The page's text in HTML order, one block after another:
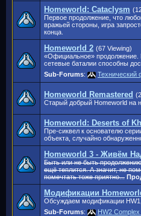
Homeworld: Cataclysm
Первое продолжение, что
вражьей стороны, игра
конца.
Homeworld 2 (67 Viewing)
«Официальное» продолжение.
сетевые баталии способны
Sub-Forums: Технический
Homeworld Remastered
Старый добрый Homeworld на
Homeworld: Deserts of
Пре-сиквел к основателю
объекта, случайно
Homeworld 3 - Живём
Быть или не быть
ещё теплится. А значит, не
помечтать тоже приятно...
Модификации
Обсуждаем модификации
Sub-Forums: HW2